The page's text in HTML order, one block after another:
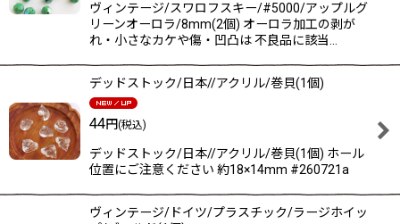
ヴィンテージ/スワロフスキー/#5000/アップルグ
リーンオーロラ/8mm(2個) オーロラ加工の剥が
れ・小さなカケや傷・凹凸は 不良品に該当…
デッドストック/日本//アクリル/巻貝(1個)
44円(税込)
デッドストック/日本//アクリル/巻貝(1個) ホール
位置にご注意ください 約18×14mm #260721a
ヴィンテージ/ドイツ/プラスチック/ラージホイッ